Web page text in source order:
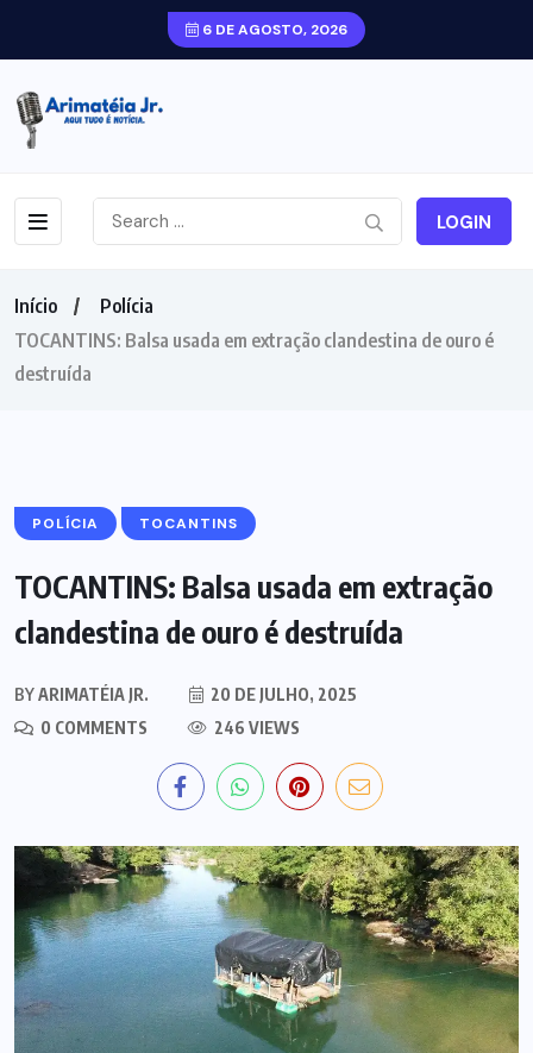
6 DE AGOSTO, 2026
LOGIN
Início
Polícia
TOCANTINS: Balsa usada em extração clandestina de ouro é
destruída
POLÍCIA TOCANTINS
TOCANTINS: Balsa usada em extração
clandestina de ouro é destruída
BYARIMATÉIA JR.
20 DE JULHO, 2025
0 COMMENTS
246 VIEWS